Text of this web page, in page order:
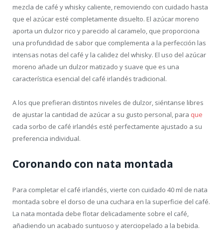
mezcla de café y whisky caliente, removiendo con cuidado hasta
que el azúcar esté completamente disuelto. El azúcar moreno
aporta un dulzor rico y parecido al caramelo, que proporciona
una profundidad de sabor que complementa a la perfección las
intensas notas del café y la calidez del whisky. El uso del azúcar
moreno añade un dulzor matizado y suave que es una
característica esencial del café irlandés tradicional.
A los que prefieran distintos niveles de dulzor, siéntanse libres
de ajustar la cantidad de azúcar a su gusto personal, para que
cada sorbo de café irlandés esté perfectamente ajustado a su
preferencia individual.
Coronando con nata montada
Para completar el café irlandés, vierte con cuidado 40 ml de nata
montada sobre el dorso de una cuchara en la superficie del café.
La nata montada debe flotar delicadamente sobre el café,
añadiendo un acabado suntuoso y aterciopelado a la bebida.